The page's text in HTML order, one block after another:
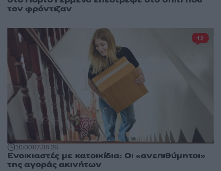
τον φρόντιζαν
10:0007.08.26
Ενοικιαστές με κατοικίδια: Οι «ανεπιθύμητοι»
της αγοράς ακινήτων
12